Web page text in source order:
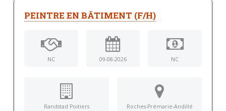
PEINTRE EN BÂTIMENT (F/H)
NC 09-08-2026 NC
Randstad Poitiers
Roches-Prémarie-Andillé